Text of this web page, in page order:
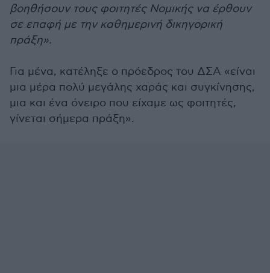
βοηθήσουν τους φοιτητές Νομικής να έρθουν
σε επαφή με την καθημερινή δικηγορική
πράξη».
Για μένα, κατέληξε ο πρόεδρος του ΔΣΑ «είναι
μια μέρα πολύ μεγάλης χαράς και συγκίνησης,
μια και ένα όνειρο που είχαμε ως φοιτητές,
γίνεται σήμερα πράξη».